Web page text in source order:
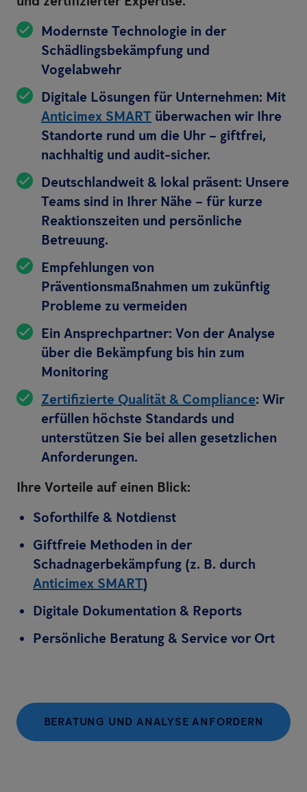
Modernste Technologie in der
Schädlingsbekämpfung und
Vogelabwehr
Digitale Lösungen für Unternehmen: Mit
Anticimex SMART überwachen wir Ihre
Standorte rund um die Uhr – giftfrei,
nachhaltig und audit-sicher.
Deutschlandweit & lokal präsent: Unsere
Teams sind in Ihrer Nähe – für kurze
Reaktionszeiten und persönliche
Betreuung.
Empfehlungen von
Präventionsmaßnahmen um zukünftig
Probleme zu vermeiden
Ein Ansprechpartner: Von der Analyse
über die Bekämpfung bis hin zum
Monitoring
Zertifizierte Qualität & Compliance: Wir
erfüllen höchste Standards und
unterstützen Sie bei allen gesetzlichen
Anforderungen.
Ihre Vorteile auf einen Blick:
Soforthilfe & Notdienst
Giftfreie Methoden in der
Schadnagerbekämpfung (z. B. durch
Anticimex SMART)
Digitale Dokumentation & Reports
Persönliche Beratung & Service vor Ort
BERATUNG UND ANALYSE ANFORDERN